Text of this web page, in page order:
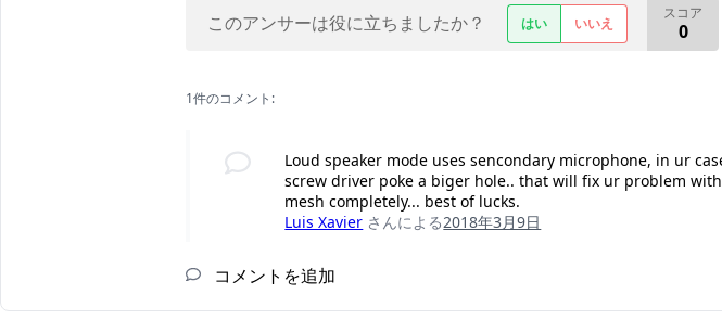
このアンサーは役に立ちましたか？ はい いいえ
スコア
0
1件のコメント:
Loud speaker mode uses sencondary microphone, in ur
screw driver poke a biger hole.. that will fix ur problem
mesh completely... best of lucks.
Luis Xavier さんによる2018年3月9日
コメントを追加